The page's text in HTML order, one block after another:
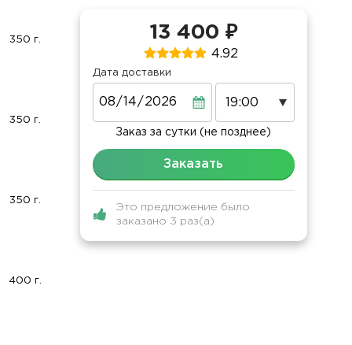
350 г.
350 г.
350 г.
400 г.
13 400 ₽
4.92
Дата доставки
Заказ за сутки (не позднее)
Заказать
Это предложение было
заказано 3 раз(а)